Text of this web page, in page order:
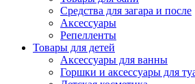
Средства для загара и после
Аксессуары
Репелленты
Товары для детей
Аксессуары для ванны
Горшки и аксессуары для